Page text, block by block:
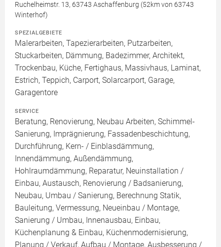
Ruchelheimstr. 13, 63743 Aschaffenburg (52km von 63743
Winterhof)
SPEZIALGEBIETE
Malerarbeiten, Tapezierarbeiten, Putzarbeiten,
Stuckarbeiten, Dämmung, Badezimmer, Architekt,
Trockenbau, Küche, Fertighaus, Massivhaus, Laminat,
Estrich, Teppich, Carport, Solarcarport, Garage,
Garagentore
SERVICE
Beratung, Renovierung, Neubau Arbeiten, Schimmel-
Sanierung, Imprägnierung, Fassadenbeschichtung,
Durchführung, Kern- / Einblasdämmung,
Innendämmung, Außendämmung,
Hohlraumdämmung, Reparatur, Neuinstallation /
Einbau, Austausch, Renovierung / Badsanierung,
Neubau, Umbau / Sanierung, Berechnung Statik,
Bauleitung, Vermessung, Neueinbau / Montage,
Sanierung / Umbau, Innenausbau, Einbau,
Küchenplanung & Einbau, Küchenmodernisierung,
Planung / Verkauf, Aufbau / Montage, Ausbesserung /